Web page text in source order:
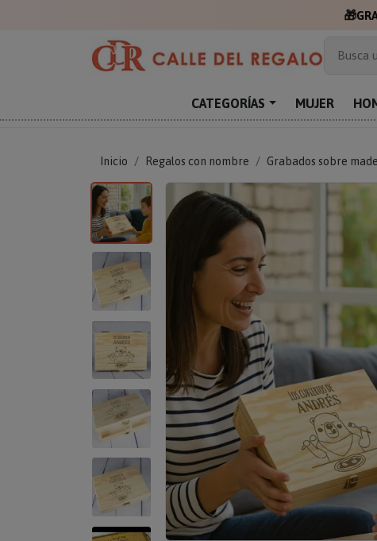
🎁
Busca
CATEGORÍAS MUJER
Inicio Regalos con nombre Grabados sobre